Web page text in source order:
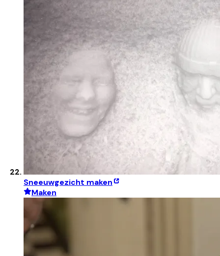
Sneeuwgezicht maken
Maken